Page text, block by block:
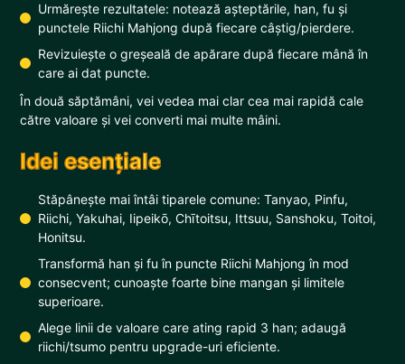
Urmărește rezultatele: notează așteptările, han, fu și
punctele Riichi Mahjong după fiecare câștig/pierdere.
Revizuiește o greșeală de apărare după fiecare mână în
care ai dat puncte.
În două săptămâni, vei vedea mai clar cea mai rapidă cale
către valoare și vei converti mai multe mâini.
Idei esențiale
Stăpânește mai întâi tiparele comune: Tanyao, Pinfu,
Riichi, Yakuhai, Iipeikō, Chītoitsu, Ittsuu, Sanshoku, Toitoi,
Honitsu.
Transformă han și fu în puncte Riichi Mahjong în mod
consecvent; cunoaște foarte bine mangan și limitele
superioare.
Alege linii de valoare care ating rapid 3 han; adaugă
riichi/tsumo pentru upgrade-uri eficiente.